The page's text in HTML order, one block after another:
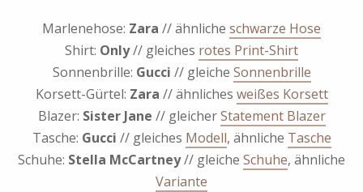
Marlenehose: Zara // ähnliche schwarze Hose
Shirt: Only// gleiches rotes Print-Shirt
Sonnenbrille: Gucci // gleiche Sonnenbrille
Korsett-Gürtel: Zara // ähnliches weißes Korsett
Blazer: Sister Jane // gleicherStatement Blazer
Tasche: Gucci // gleiches Modell, ähnliche Tasche
Schuhe: Stella McCartney// gleiche Schuhe, ähnliche
Variante